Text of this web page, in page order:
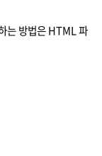
는 방법은 HTML 파